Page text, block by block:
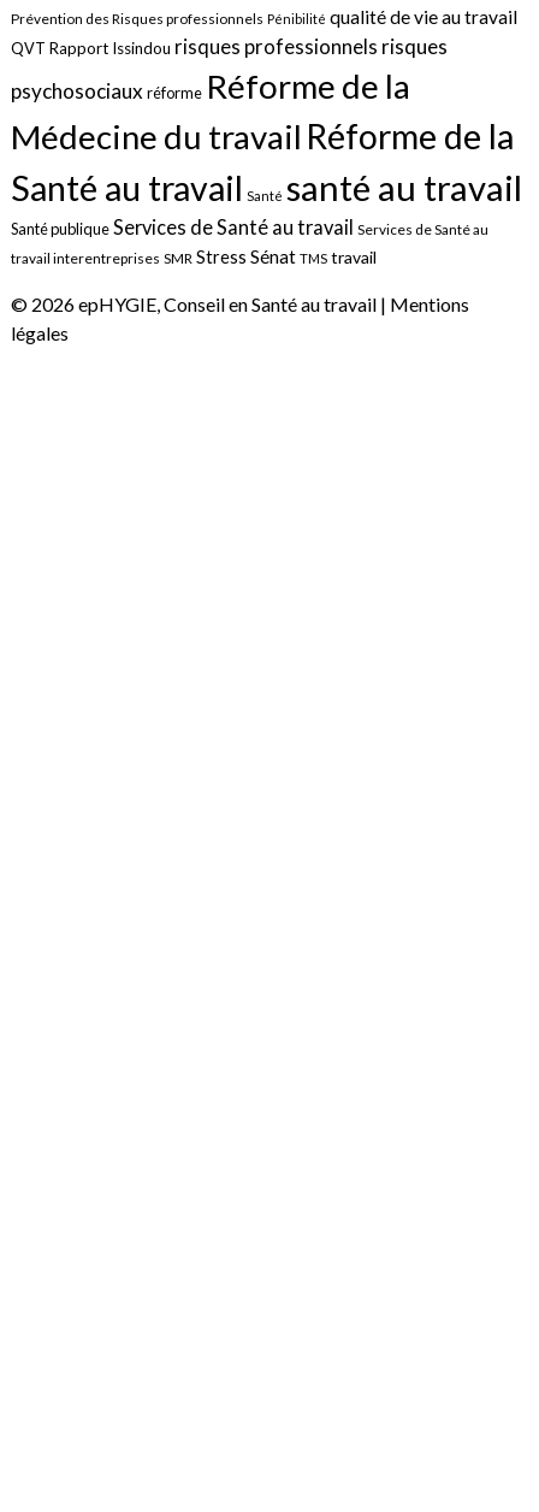
Prévention des Risques professionnels Pénibilité qualité de vie au travail
QVT Rapport Issindou risques professionnels risques
psychosociauxréforme Réforme de la
Médecine du travail Réforme de la
Santé au travail Santé santé au travail
Santé publiqueServices de Santé au travail Services de Santé au
travail interentreprises SMR Stress Sénat TMS travail
© 2026 epHYGIE, Conseil en Santé au travail | Mentions
légales